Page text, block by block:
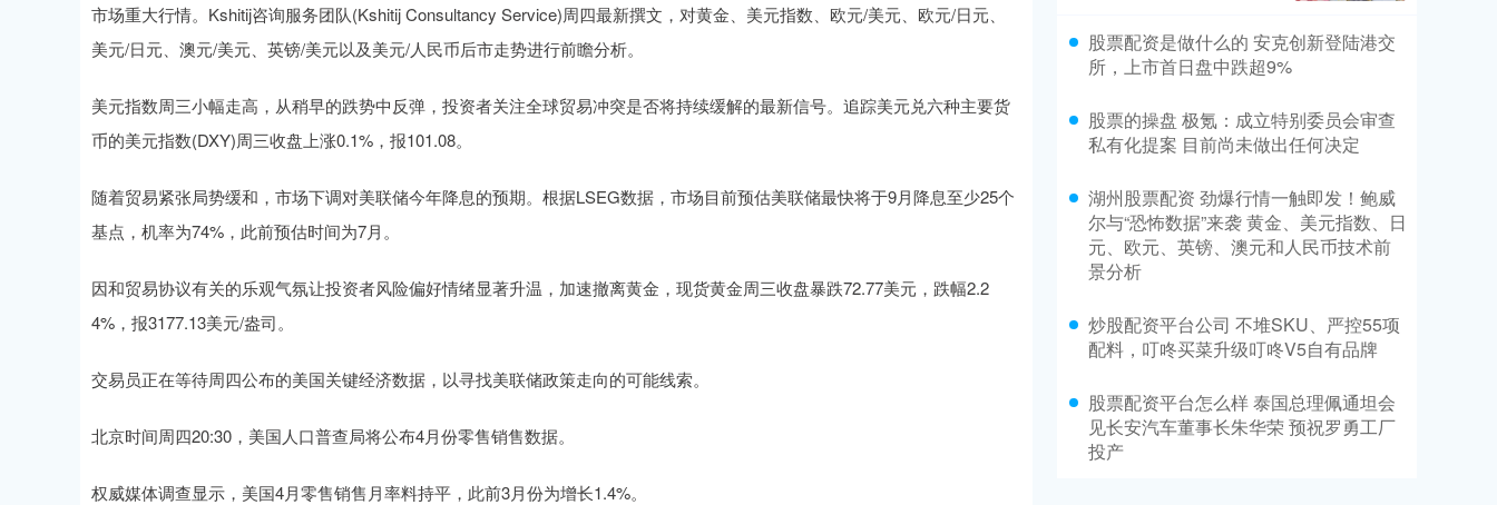
市场重大行情。Kshitij咨询服务团队(Kshitij Consultancy Service)周四最新撰文，对黄金、美元指数、欧元/美元、欧元/日元、
美元/日元、澳元/美元、英镑/美元以及美元/人民币后市走势进行前瞻分析。
美元指数周三小幅走高，从稍早的跌势中反弹，投资者关注全球贸易冲突是否将持续缓解的最新信号。追踪美元兑六种主要货
币的美元指数(DXY)周三收盘上涨0.1%，报101.08。
随着贸易紧张局势缓和，市场下调对美联储今年降息的预期。根据LSEG数据，市场目前预估美联储最快将于9月降息至少25个
基点，机率为74%，此前预估时间为7月。
因和贸易协议有关的乐观气氛让投资者风险偏好情绪显著升温，加速撤离黄金，现货黄金周三收盘暴跌72.77美元，跌幅2.2
4%，报3177.13美元/盎司。
交易员正在等待周四公布的美国关键经济数据，以寻找美联储政策走向的可能线索。
北京时间周四20:30，美国人口普查局将公布4月份零售销售数据。
权威媒体调查显示，美国4月零售销售月率料持平，此前3月份为增长1.4%。
股票配资是做什么的 安克创新登陆港交
所，上市首日盘中跌超9%
股票的操盘 极氪：成立特别委员会审查
私有化提案 目前尚未做出任何决定
湖州股票配资 劲爆行情一触即发！鲍威
尔与“恐怖数据”来袭 黄金、美元指数、日
元、欧元、英镑、澳元和人民币技术前
景分析
炒股配资平台公司 不堆SKU、严控55项
配料，叮咚买菜升级叮咚V5自有品牌
股票配资平台怎么样 泰国总理佩通坦会
见长安汽车董事长朱华荣 预祝罗勇工厂
投产